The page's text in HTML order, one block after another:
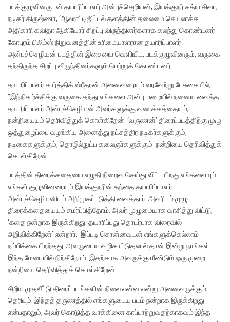
படக்குழுவினருடன் தயாரிப்பாளர் அன்புச்செழியன், இயக்குநர் சத்ய சிவா,
நடிகர் கிருஷ்ணா, ‘ஆஹா’ டிஜிட்டல் தளத்தின் தலைமை செயலாக்க
அதிகாரி கவிதா ஆகியோர் சிறப்பு விருந்தினர்களாக கலந்து கொண்டனர்.
கோபுரம் பிலிம்ஸ் நிறுவனத்தின் உரிமையாளரான தயாரிப்பாளர்
அன்புச்செழியன் படத்தின் இசையை வெளியிட, படக்குழுவினரும், வருகை
தந்திருந்த சிறப்பு விருந்தினர்களும் பெற்றுக் கொண்டனர்.
தயாரிப்பாளர் கார்த்திக் ஸ்ரீதரன் அனைவரையும் வரவேற்று பேசுகையில்,
”இந்நிகழ்ச்சிக்கு வருகை தந்து எங்களை அன்பு மழையில் நனைய வைத்த
தயாரிப்பாளர் அன்புச்செழியன் அவர்களுக்கு வணக்கத்தையும்,
நன்றியையும் தெரிவித்துக் கொள்கிறேன். ‘வருணன்’ திரைப்படத்திற்கு முழு
ஒத்துழைப்பை வழங்கிய அனைத்து நட்சத்திர நடிகர்களுக்கும்,
நடிகைகளுக்கும், தொழில்நுட்ப கலைஞர்களுக்கும் நன்றியை தெரிவித்துக்
கொள்கிறேன்.
படத்தின் திரைக்கதையை எழுதி நிறைவு செய்து விட்ட பிறகு எங்களையும்
எங்கள் குழுவினரையும் இயக்குநரின் தந்தை தயாரிப்பாளர்
அன்புச்செழியனிடம் அறிமுகப்படுத்தி வைத்தார். அவரிடம் முழு
திரைக்கதையையும் சமர்ப்பித்தோம். அவர் முழுமையாக வாசித்து விட்டு,
‘கதை நன்றாக இருக்கிறது. தயாரிப்பது தொடர்பாக விரைவில்
அறிவிக்கிறேன்’ என்றார். இப்படி சொன்னவுடன் எங்களுக்கெல்லாம்
நம்பிக்கை பிறந்தது. அவருடைய வழிகாட்டுதலால் தான் இன்று நாங்கள்
இந்த மேடையில் நிற்கிறோம். இதற்காக அவருக்கு மீண்டும் ஒரு முறை
நன்றியை தெரிவித்துக் கொள்கிறேன்.
சிறிய முதலீட்டு திரைப்படங்களின் நிலை என்ன என்று அனைவருக்கும்
தெரியும். இந்தத் தருணத்தில் எங்களுடைய படம் நன்றாக இருக்கிறது
என்பதாலும், அவர் கொடுத்த வாக்கினை காப்பாற்றுவதற்காகவும் இந்த